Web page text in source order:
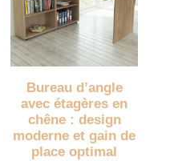
Bureau d’angle
avec étagères en
chêne : design
moderne et gain de
place optimal